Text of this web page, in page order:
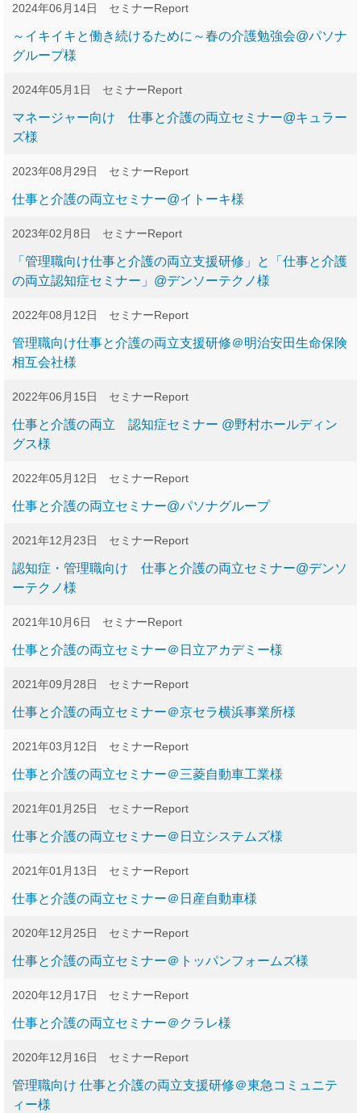
2024年06月14日 セミナーReport
～イキイキと働き続けるために～春の介護勉強会@パソナ
グループ様
2024年05月1日 セミナーReport
マネージャー向け 仕事と介護の両立セミナー@キュラー
ズ様
2023年08月29日 セミナーReport
仕事と介護の両立セミナー@イトーキ様
2023年02月8日 セミナーReport
「管理職向け仕事と介護の両立支援研修」と「仕事と介護
の両立認知症セミナー」@デンソーテクノ様
2022年08月12日 セミナーReport
管理職向け仕事と介護の両立支援研修＠明治安田生命保険
相互会社様
2022年06月15日 セミナーReport
仕事と介護の両立 認知症セミナー @野村ホールディン
グス様
2022年05月12日 セミナーReport
仕事と介護の両立セミナー@パソナグループ
2021年12月23日 セミナーReport
認知症・管理職向け 仕事と介護の両立セミナー@デンソ
ーテクノ様
2021年10月6日 セミナーReport
仕事と介護の両立セミナー＠日立アカデミー様
2021年09月28日 セミナーReport
仕事と介護の両立セミナー＠京セラ横浜事業所様
2021年03月12日 セミナーReport
仕事と介護の両立セミナー＠三菱自動車工業様
2021年01月25日 セミナーReport
仕事と介護の両立セミナー＠日立システムズ様
2021年01月13日 セミナーReport
仕事と介護の両立セミナー＠日産自動車様
2020年12月25日 セミナーReport
仕事と介護の両立セミナー＠トッパンフォームズ様
2020年12月17日 セミナーReport
仕事と介護の両立セミナー＠クラレ様
2020年12月16日 セミナーReport
管理職向け 仕事と介護の両立支援研修＠東急コミュニテ
ィー様